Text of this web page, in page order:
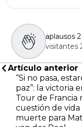
aplausos 2
visitantes
Artículo anterior
“Si no pasa,
paz”: la victoria
Tour de Francia
cuestión de vida
muerte para